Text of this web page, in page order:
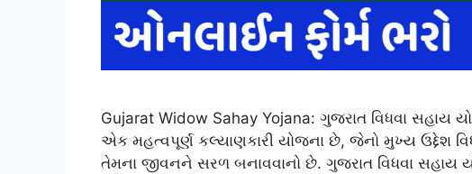
Gujarat Widow Sahay Yojana: ગુજરાત વિધવા સહાય
એક મહત્વપૂર્ણ કલ્યાણકારી યોજના છે, જેનો મુખ્ય ઉદ્દેશ
તેમના જીવનને સરળ બનાવવાનો છે. ગુજરાત વિધવા સહાય